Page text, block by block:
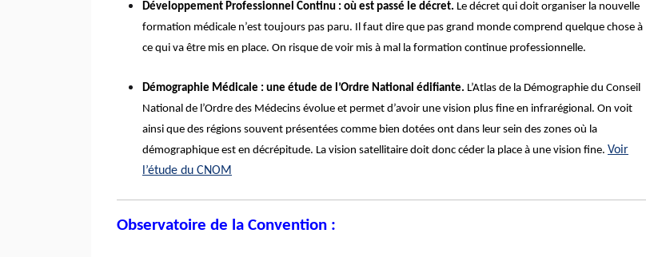
Développement Professionnel Continu : où est passé le décret. Le décret qui doit organiser la nouvelle
formation médicale n’est toujours pas paru. Il faut dire que pas grand monde comprend quelque chose à
ce qui va être mis en place. On risque de voir mis à mal la formation continue professionnelle.
Démographie Médicale : une étude de l’Ordre National édifiante. L’Atlas de la Démographie du Conseil
National de l’Ordre des Médecins évolue et permet d’avoir une vision plus fine en infrarégional. On voit
ainsi que des régions souvent présentées comme bien dotées ont dans leur sein des zones où la
démographique est en décrépitude. La vision satellitaire doit donc céder la place à une vision fine. Voir
l’étude du CNOM
Observatoire de la Convention :